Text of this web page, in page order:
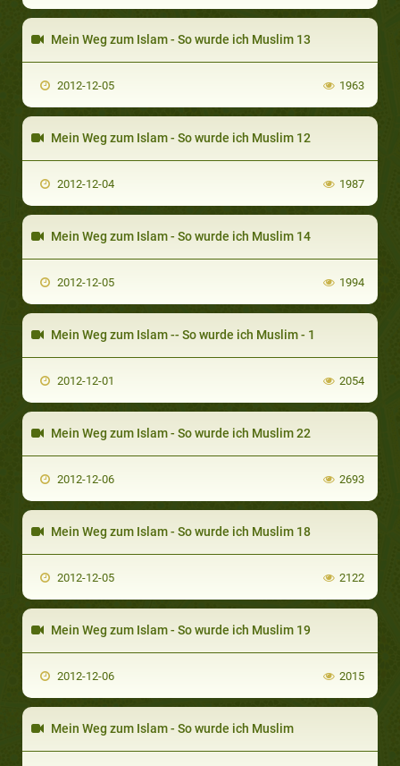
Mein Weg zum Islam - So wurde ich Muslim 13
2012-12-05 1963
Mein Weg zum Islam - So wurde ich Muslim 12
2012-12-04 1987
Mein Weg zum Islam - So wurde ich Muslim 14
2012-12-05 1994
Mein Weg zum Islam -- So wurde ich Muslim - 1
2012-12-01 2054
Mein Weg zum Islam - So wurde ich Muslim 22
2012-12-06 2693
Mein Weg zum Islam - So wurde ich Muslim 18
2012-12-05 2122
Mein Weg zum Islam - So wurde ich Muslim 19
2012-12-06 2015
Mein Weg zum Islam - So wurde ich Muslim